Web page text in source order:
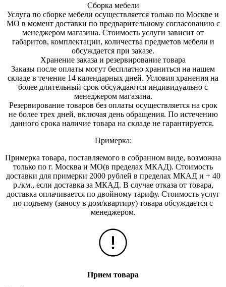
Сборка мебели
Услуга по сборке мебели осуществляется только по Москве и
МО в момент доставки по предварительному согласованию с
менеджером магазина. Стоимость услуги зависит от
габаритов, комплектации, количества предметов мебели и
обсуждается при заказе.
Хранение заказа и резервирование товара
Заказы после оплаты могут бесплатно храниться на нашем
складе в течение 14 календарных дней. Условия хранения на
более длительный срок обсуждаются индивидуально с
менеджером магазина.
Резервирование товаров без оплаты осуществляется на срок
не более трех дней, включая день обращения. По истечению
данного срока наличие товара на складе не гарантируется.
Примерка:
Примерка товара, поставляемого в собранном виде, возможна
только по г. Москва и МО(в пределах МКАД). Стоимость
доставки для примерки 2000 рублей в пределах МКАД и + 40
р./км., если доставка за МКАД. В случае отказа от товара,
доставка оплачивается по двойному тарифу. Стоимость услуг
по подъему (заносу в дом/квартиру) товара обсуждается с
менеджером.
Прием товара